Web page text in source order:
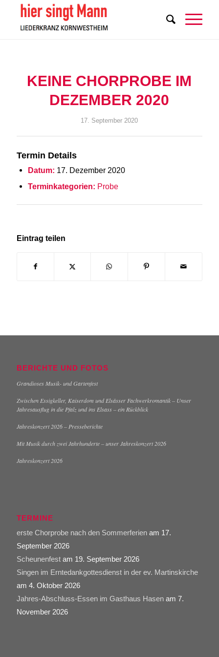
KEINE CHORPROBE IM
DEZEMBER 2020
17. September 2020
Termin Details
Datum: 17. Dezember 2020
Terminkategorien: Probe
Eintrag teilen
BERICHTE UND FOTOS
Grandioses Musik- und Gartenfest
Zwischen Essigkeller, Kaiserdom und Elsässer Fachwerkromantik – Unser
Jahresausflug in die Pfalz und ins Elsass – ein Rückblick
Jahreskonzert 2026 – Presseberichte
Mit Musik durch zwei Jahrhunderte – unser Jahreskonzert 2026
Jahreskonzert 2026
TERMINE
erste Chorprobe nach den Sommerferienam 17.
September 2026
Scheunenfestam 19. September 2026
Singen im Erntedankgottesdienst in der ev. Martinskirche
am 4. Oktober 2026
Jahres-Abschluss-Essen im Gasthaus Hasenam 7.
November 2026